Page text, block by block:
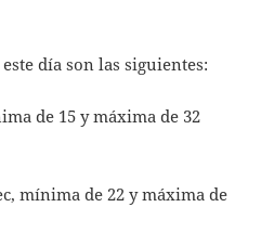
día son las siguientes:
de 15 y máxima de 32
mínima de 22 y máxima de